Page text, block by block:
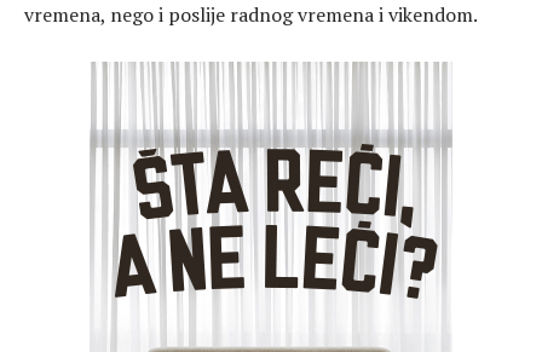
vremena, nego i poslije radnog vremena i vikendom.